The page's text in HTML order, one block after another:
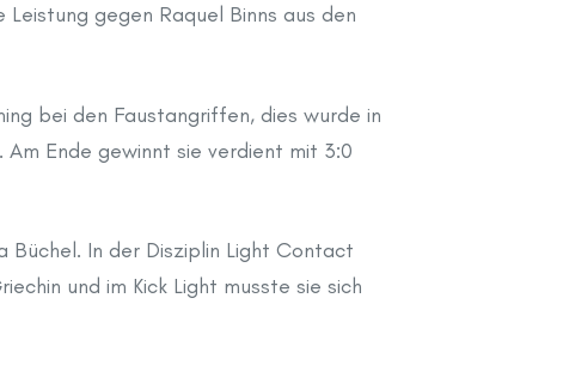
gegen Raquel Binns aus den
bei den Faustangriffen, dies wurde in
Ende gewinnt sie verdient mit 3:0
In der Disziplin Light Contact
und im Kick Light musste sie sich